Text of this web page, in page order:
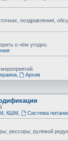
поздравления,
о чём угодно.
, Архив
КШМ, Система
рессоры; рулевой